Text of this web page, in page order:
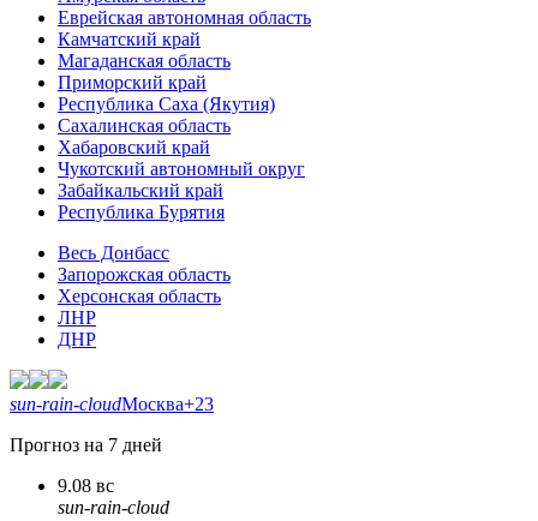
Еврейская автономная область
Камчатский край
Магаданская область
Приморский край
Республика Саха (Якутия)
Сахалинская область
Хабаровский край
Чукотский автономный округ
Забайкальский край
Республика Бурятия
Весь Донбасс
Запорожская область
Херсонская область
ЛНР
ДНР
sun-rain-cloudМосква+23
Прогноз на 7 дней
9.08 вс
sun-rain-cloud